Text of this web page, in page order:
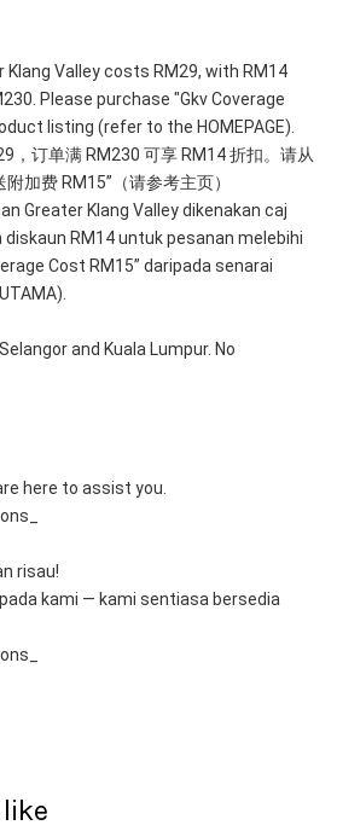
Klang Valley costs RM29, with RM14
Please purchase "Gkv Coverage
listing (refer to the HOMEPAGE).
，订单满 RM230 可享 RM14 折扣。请从
加费 RM15”（请参考主页）
Greater Klang Valley dikenakan caj
diskaun RM14 untuk pesanan melebihi
Cost RM15” daripada senarai
and Kuala Lumpur. No
here to assist you.
risau!
kami — kami sentiasa bersedia